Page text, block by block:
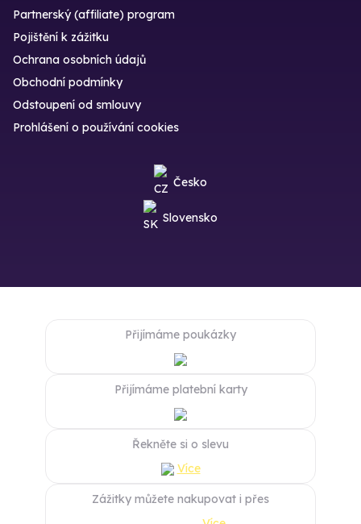
Partnerský (affiliate) program
Pojištění k zážitku
Ochrana osobních údajů
Obchodní podmínky
Odstoupení od smlouvy
Prohlášení o používání cookies
Česko
Slovensko
Přijímáme poukázky
Přijímáme platební karty
Řekněte si o slevu
Více
Zážitky můžete nakupovat i přes